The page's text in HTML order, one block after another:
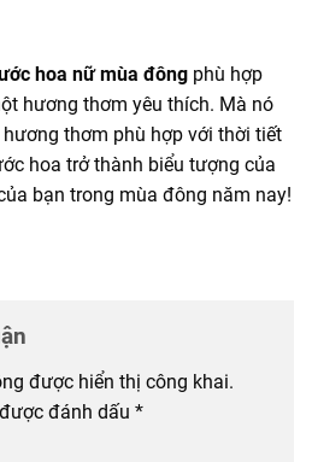
hoa nữ mùa đông phù hợp
hương thơm yêu thích. Mà nó
thơm phù hợp với thời tiết
hoa trở thành biểu tượng của
bạn trong mùa đông năm nay!
được hiển thị công khai.
đánh dấu *